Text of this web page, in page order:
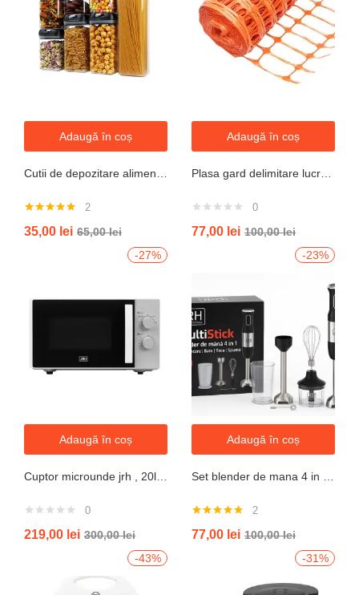
Adaugă în coș
5.00din 5
2
35,00 lei 65,00lei
Adaugă în coș
0
77,00 lei 100,00lei
-27%
Adaugă în coș
0
219,00 lei 300,00lei
-23%
Adaugă în coș
5.00din 5
2
77,00 lei 100,00lei
-43%
-31%